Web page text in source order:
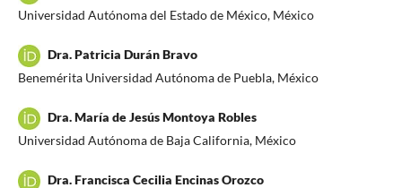
Universidad Autónoma del Estado de México, México
Dra. Patricia Durán Bravo
Benemérita Universidad Autónoma de Puebla, México
Dra. María de Jesús Montoya Robles
Universidad Autónoma de Baja California, México
Dra. Francisca Cecilia Encinas Orozco